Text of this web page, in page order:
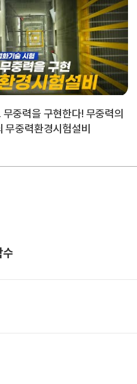
중력을 구현한다! 무중력의
무중력환경시험설비